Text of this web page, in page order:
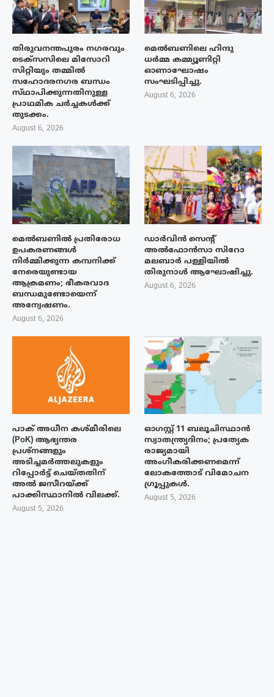
തിരുവനന്തപുരം നഗരവും
ടെക്‌സസിലെ മിസോറി
സിറ്റിയും തമ്മിൽ
സഹോദരനഗര ബന്ധം
സ്‌ഥാപിക്കുന്നതിനുള്ള
പ്രാഥമിക ചർച്ചകൾക്ക്
തുടക്കം.
August 6, 2026
മെൽബണിലെ ഹിന്ദു
ധർമ്മ കമ്മ്യൂണിറ്റി
ഓണാഘോഷം
സംഘടിപ്പിച്ചു.
August 6, 2026
മെൽബണിൽ പ്രതിരോധ
ഉപകരണങ്ങൾ
നിർമ്മിക്കുന്ന കമ്പനിക്ക്
നേരെയുണ്ടായ
ആക്രമണം; ഭീകരവാദ
ബന്ധമുണ്ടോയെന്ന്
അന്വേഷണം.
August 6, 2026
ഡാർവിൻ സെന്റ്
അൽഫോൻസാ സിറോ
മലബാർ പള്ളിയിൽ
തിരുനാൾ ആഘോഷിച്ചു.
August 6, 2026
പാക് അധീന കശ്മീരിലെ
(PoK) ആഭ്യന്തര
പ്രശ്നങ്ങളും
അടിച്ചമർത്തലുകളും
റിപ്പോർട്ട് ചെയ്തതിന്
അൽ ജസീറയ്‌ക്ക്
പാക്കിസ്ഥാനിൽ വിലക്ക്.
August 5, 2026
ഓഗസ്റ്റ് 11 ബലൂചിസ്ഥാൻ
സ്വാതന്ത്ര്യദിനം; പ്രത്യേക
രാജ്യമായി
അംഗീകരിക്കണമെന്ന്
ലോകത്തോട് വിമോചന
ഗ്രൂപ്പുകൾ.
August 5, 2026